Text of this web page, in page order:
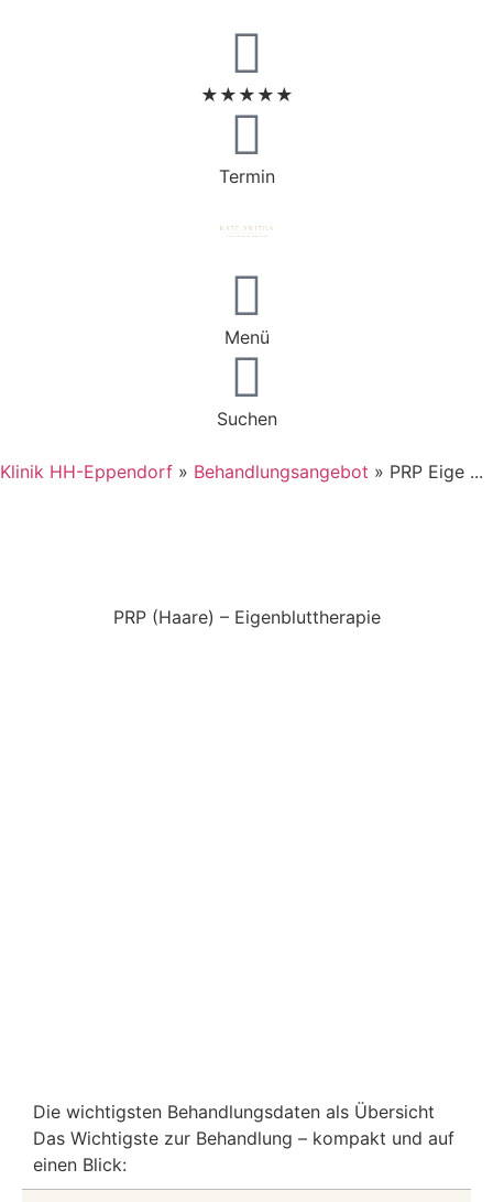
★★★★★
Termin
Menü
Suchen
Klinik HH-Eppendorf » Behandlungsangebot » PRP Eige ...
PRP (Haare) – Eigenbluttherapie
Die wichtigsten Behandlungsdaten als Übersicht
Das Wichtigste zur Behandlung – kompakt und auf
einen Blick: